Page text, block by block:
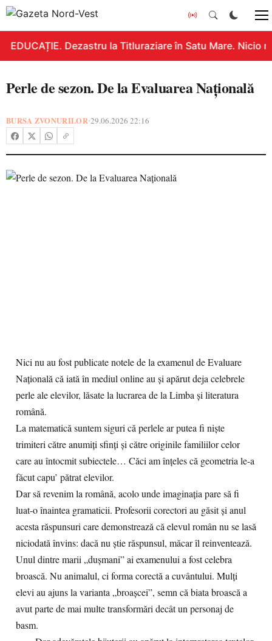
EDUCAȚIE. Dezastru la Titluraziare în Satu Mare. Nicio
Perle de sezon. De la Evaluarea Națională
BURSA ZVONURILOR•29.06.2026 22:16
Nici nu au fost publicate notele de la examenul de Evaluare
Națională că iată în mediul online au și apărut deja celebrele
perle ale elevilor, lăsate la lucrarea de la Limba și literatura
română.
La matematică suntem siguri că perlele ar putea fi niște
trimiteri către anumiți sfinți și către originile familiilor celor
care au întocmit subiectele… Căci am înțeles că geometria le-a
făcut capu’ pătrat elevilor.
Dar să revenim la română, acolo unde imaginația pare să fi
luat-o înaintea gramaticii. Profesorii corectori au găsit și anul
acesta răspunsuri care demonstrează că elevul român nu se lasă
niciodată învins: dacă nu știe răspunsul, măcar îl reinventează.
Unul dintre marii „dușmani” ai examenului a fost celebra
broască. Nu animalul, ci forma corectă a cuvântului. Mulți
elevi au ajuns la varianta „broașcei”, semn că biata broască a
avut parte de mai multe transformări decât un personaj de
basm.